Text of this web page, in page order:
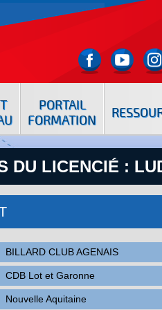
PORTAIL
FORMATION
DU LICENCIÉ :
BILLARD CLUB AGENAIS
CDB Lot et Garonne
Nouvelle Aquitaine